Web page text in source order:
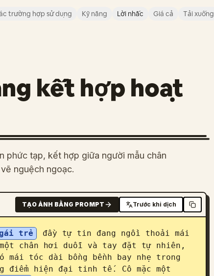
trường hợp sử dụng Kỹ năng Lời nhắc Giá cả Tải xuống
kết hợp hoạt
phức tạp, kết hợp giữa người mẫu chân
nguệch ngoạc.
TẠO ẢNH BẰNG PROMPT Trước khi dịch
trẻ
đầy tự tin đang ngồi thoải mái
chân hơi duỗi và tay đặt tự nhiên,
mái tóc dài bồng bềnh bay nhẹ trong
hiện đại tinh tế. Cô mặc một